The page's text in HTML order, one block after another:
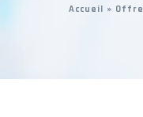
Accueil »